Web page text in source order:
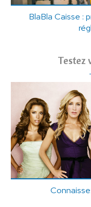
BlaBla Caisse :
Testez